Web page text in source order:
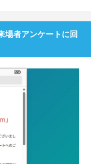
場者アンケートに回